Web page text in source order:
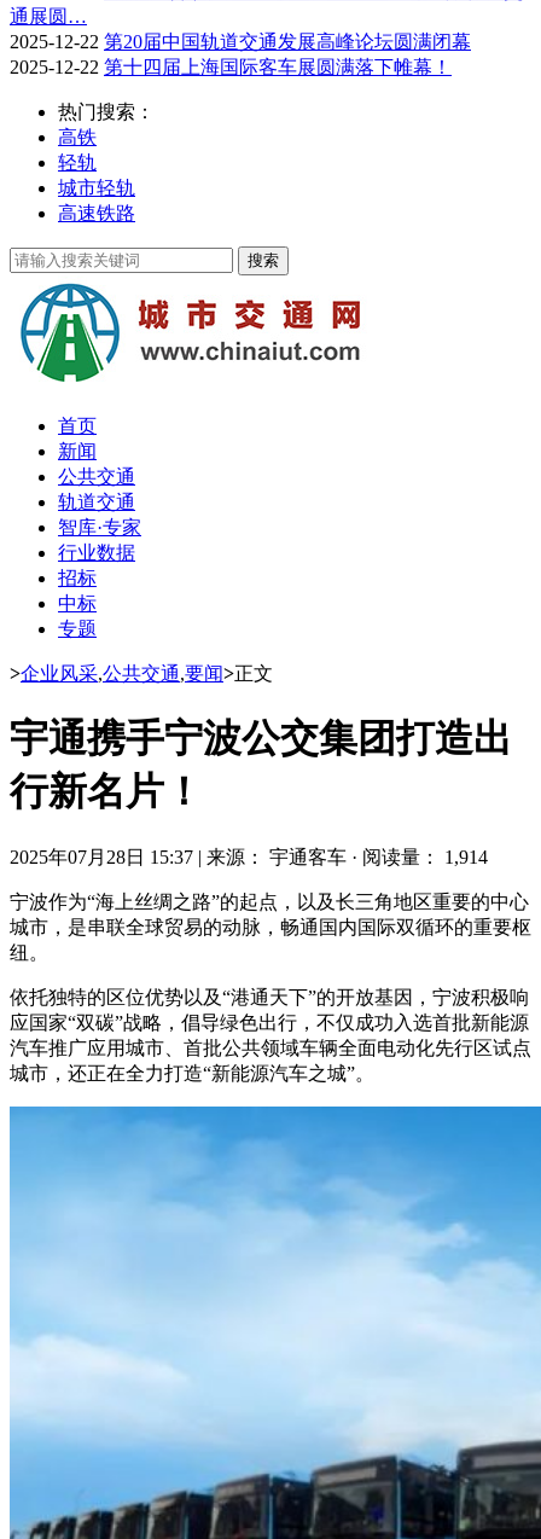
通展圆…
2025-12-22 第20届中国轨道交通发展高峰论坛圆满闭幕
2025-12-22 第十四届上海国际客车展圆满落下帷幕！
热门搜索：
高铁
轻轨
城市轻轨
高速铁路
首页
新闻
公共交通
轨道交通
智库·专家
行业数据
招标
中标
专题
>企业风采,公共交通,要闻>正文
宇通携手宁波公交集团打造出
行新名片！
2025年07月28日 15:37 | 来源： 宇通客车 · 阅读量： 1,914
宁波作为“海上丝绸之路”的起点，以及长三角地区重要的中心
城市，是串联全球贸易的动脉，畅通国内国际双循环的重要枢
纽。
依托独特的区位优势以及“港通天下”的开放基因，宁波积极响
应国家“双碳”战略，倡导绿色出行，不仅成功入选首批新能源
汽车推广应用城市、首批公共领域车辆全面电动化先行区试点
城市，还正在全力打造“新能源汽车之城”。